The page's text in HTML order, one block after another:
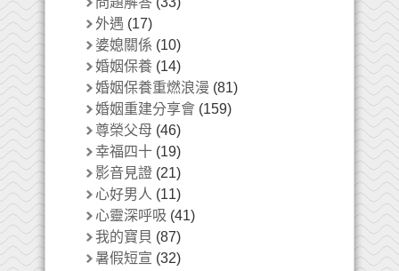
外遇 (17)
婆媳關係 (10)
婚姻保養 (14)
婚姻保養重燃浪漫 (81)
婚姻重建分享會 (159)
尊榮父母 (46)
幸福四十 (19)
影音見證 (21)
心好男人 (11)
心靈深呼吸 (41)
我的寶貝 (87)
暑假短宣 (32)